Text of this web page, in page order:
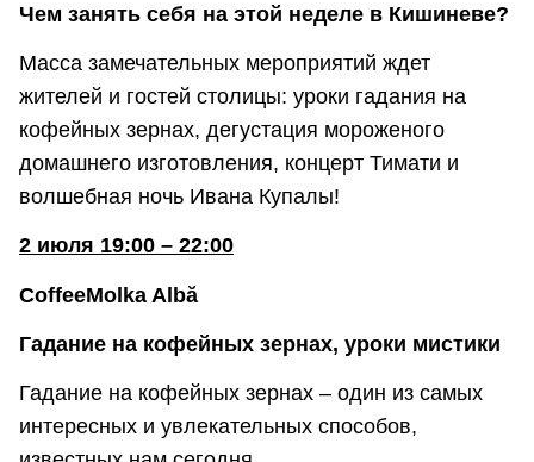
Чем занять себя на этой неделе в Кишиневе?
Масса замечательных мероприятий ждет
жителей и гостей столицы: уроки гадания на
кофейных зернах, дегустация мороженого
домашнего изготовления, концерт Тимати и
волшебная ночь Ивана Купалы!
2 июля 19:00 – 22:00
CoffeeMolka Albă
Гадание на кофейных зернах, уроки мистики
Гадание на кофейных зернах – один из самых
интересных и увлекательных способов,